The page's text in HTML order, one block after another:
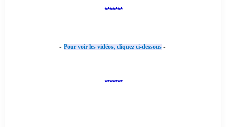
*******
- Pour voir les vidéos, cliquez ci-dessous -
*******